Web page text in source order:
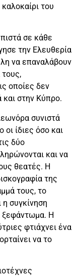
του
σε κάθε
την Ελευθερία
να επαναλάβουν
τους,
οποίες δεν
και στην Κύπρο.
συνιστά
ίδιες όσο και
δύο
και να
θεατές. Η
της
τους, το
η συγκίνηση
ξεφάντωμα. Η
φτιάχνει ένα
να το